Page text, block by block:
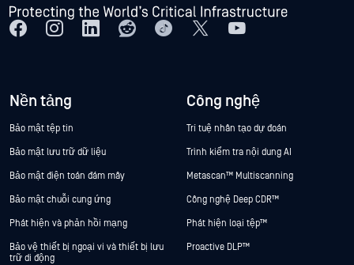
Nền tảng
Bảo mật tệp tin
Bảo mật lưu trữ dữ liệu
Bảo mật điện toán đám mây
Bảo mật chuỗi cung ứng
Phát hiện và phản hồi mạng
Bảo vệ thiết bị ngoại vi và thiết bị lưu
trữ di động
Công nghệ
Trí tuệ nhân tạo dự đoán
Trình kiểm tra nội dung AI
Metascan™ Multiscanning
Công nghệ Deep CDR™
Phát hiện loại tệp™
Proactive DLP™